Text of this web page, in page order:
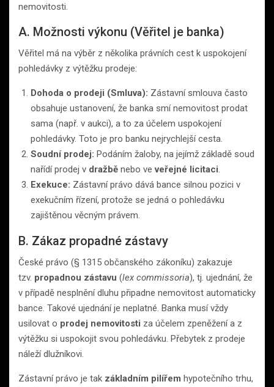
nemovitosti.
A. Možnosti výkonu (Věřitel je banka)
Věřitel má na výběr z několika právních cest k uspokojení
pohledávky z výtěžku prodeje:
Dohoda o prodeji (Smluva): Zástavní smlouva často
obsahuje ustanovení, že banka smí nemovitost prodat
sama (např. v aukci), a to za účelem uspokojení
pohledávky. Toto je pro banku nejrychlejší cesta.
Soudní prodej: Podáním žaloby, na jejímž základě soud
nařídí prodej v dražbě nebo veveřejné licitaci.
Exekuce: Zástavní právo dává bance silnou pozici v
exekučním řízení, protože se jedná o pohledávku
zajištěnou věcným právem.
B. Zákaz propadné zástavy
České právo (§ 1315 občanského zákoníku) zakazuje
tzv. propadnou zástavu (lex commissoria), tj. ujednání, že
v případě nesplnění dluhu připadne nemovitost automaticky
bance. Takové ujednání je neplatné. Banka musí vždy
usilovat o prodej nemovitosti za účelem zpeněžení a z
výtěžku si uspokojit svou pohledávku. Přebytek z prodeje
náleží dlužníkovi.
Zástavní právo je tak základním pilířem hypotečního trhu,